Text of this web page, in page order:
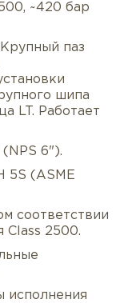
Отзывы/
~420 бар
Крупный паз
шипа
LT. Работает
(NPS 6").
5S (ASME
соответствии
Class 2500.
исполнения